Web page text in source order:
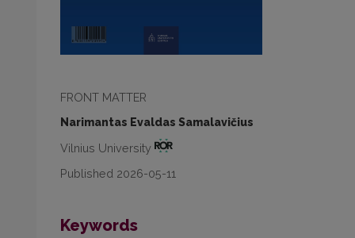
FRONT MATTER
Narimantas Evaldas Samalavičius
Vilnius University
Published 2026-05-11
Keywords